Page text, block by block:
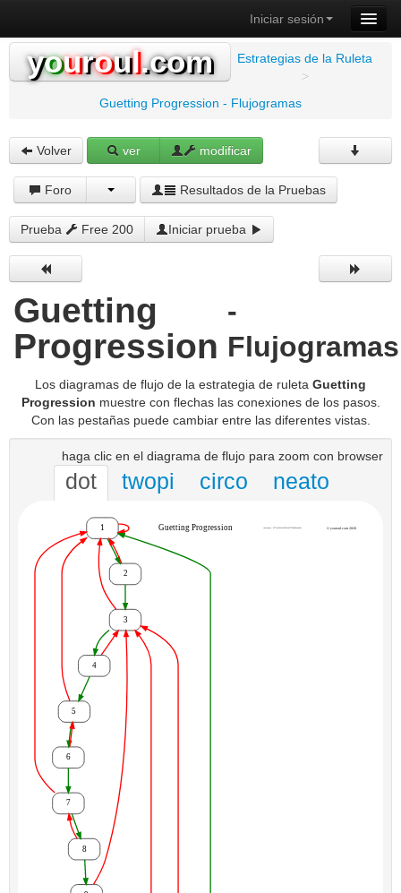
Iniciar sesión
youroul.com
Estrategias de la Ruleta
>
Guetting Progression - Flujogramas
Volver ver modificar
Foro Resultados de la Pruebas
Prueba Free 200 Iniciar prueba
Guetting
Progression
-
Flujogramas
Los diagramas de flujo de la estrategia de ruleta Guetting
Progression muestre con flechas las conexiones de los pasos.
Con las pestañas puede cambiar entre las diferentes vistas.
haga clic en el diagrama de flujo para zoom con browser
dot twopi circo neato